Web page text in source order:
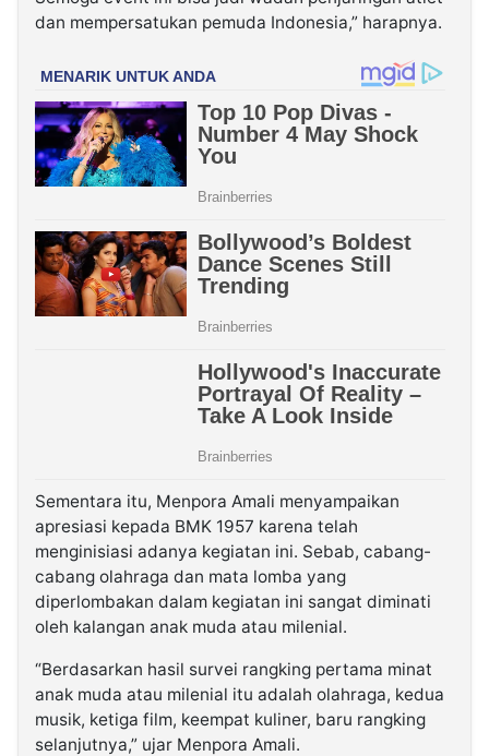
dan mempersatukan pemuda Indonesia,” harapnya.
Sementara itu, Menpora Amali menyampaikan
apresiasi kepada BMK 1957 karena telah
menginisiasi adanya kegiatan ini. Sebab, cabang-
cabang olahraga dan mata lomba yang
diperlombakan dalam kegiatan ini sangat diminati
oleh kalangan anak muda atau milenial.
“Berdasarkan hasil survei rangking pertama minat
anak muda atau milenial itu adalah olahraga, kedua
musik, ketiga film, keempat kuliner, baru rangking
selanjutnya,” ujar Menpora Amali.